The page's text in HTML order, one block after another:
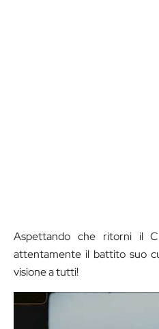
Aspettando che ritorni il
attentamente il battito suo
visione a tutti!